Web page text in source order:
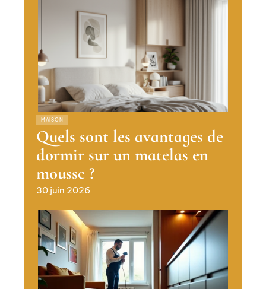
MAISON
Quels sont les avantages de
dormir sur un matelas en
mousse ?
30 juin 2026